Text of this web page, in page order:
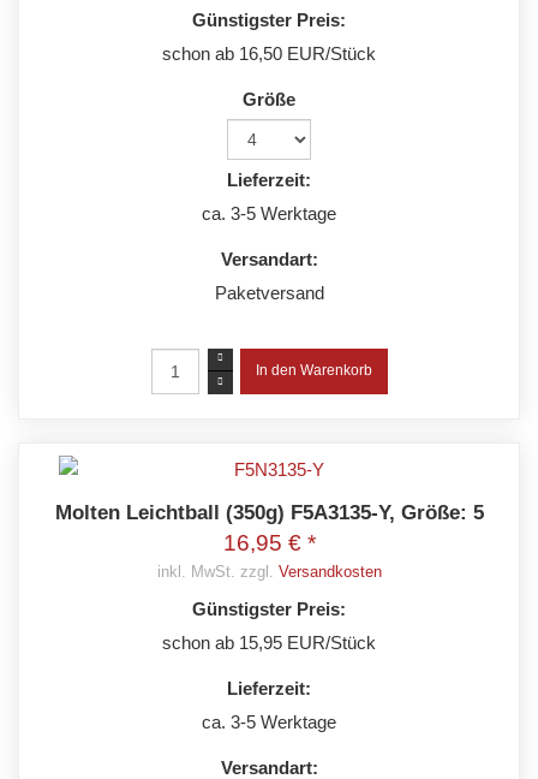
Günstigster Preis:
schon ab 16,50 EUR/Stück
Größe
Lieferzeit:
ca. 3-5 Werktage
Versandart:
Paketversand
Molten Leichtball (350g) F5A3135-Y, Größe: 5
16,95 € *
inkl. MwSt. zzgl. Versandkosten
Günstigster Preis:
schon ab 15,95 EUR/Stück
Lieferzeit:
ca. 3-5 Werktage
Versandart: